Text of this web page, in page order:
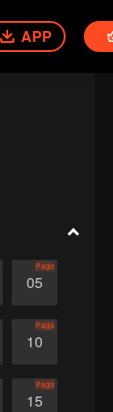
APP
05
Pago
10
Pago
15
Pago